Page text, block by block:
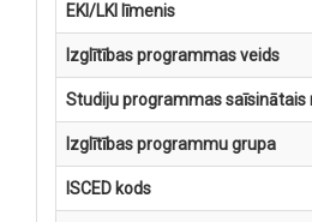
EKI/LKI līmenis
Izglītības programmas veids
Studiju programmas saīsinātais
Izglītības programmu grupa
ISCED kods